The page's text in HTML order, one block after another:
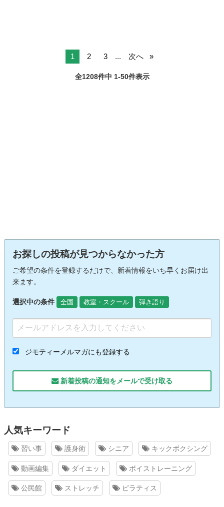
1 2 3 ... 次へ
全1208件中 1-50件表示
お探しの投稿が見つからなかった方
ご希望の条件を登録するだけで、新着情報をいち早くお届け出
来ます。
選択中の条件 全国 教室・スクール 弾き語り
ジモティーメルマガにも登録する
新着投稿の通知をメールで受け取る
人気キーワード
習い事 護身術 シニア キックボクシング
動画編集 ダイエット ボイストレーニング
公民館 ストレッチ ピラティス